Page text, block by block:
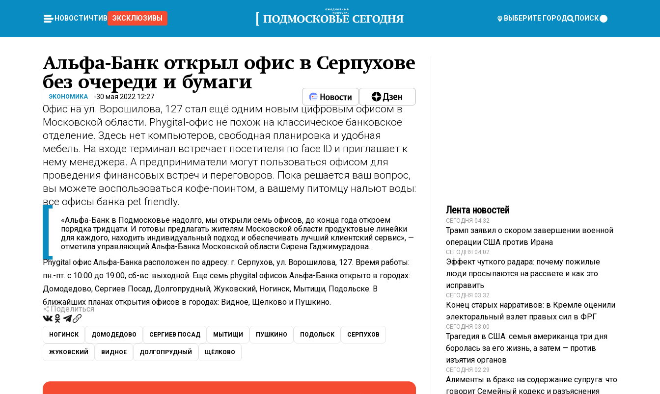
НОВОСТИ ЧТИВО ЭКСКЛЮЗИВЫ ВЫБЕРИТЕ ГОРОД ПОИСК
Альфа-Банк открыл офис в Серпухове
без очереди и бумаги
ЭКОНОМИКА 30 мая 2022 12:27
Офис на ул. Ворошилова, 127 стал ещё одним новым цифровым офисом в
Московской области. Phygital-офис не похож на классическое банковское
отделение. Здесь нет компьютеров, свободная планировка и удобная
мебель. На входе терминал встречает посетителя по face ID и приглашает к
нему менеджера. А предприниматели могут пользоваться офисом для
проведения финансовых встреч и переговоров. Пока решается ваш вопрос,
вы можете воспользоваться кофе-поинтом, а вашему питомцу нальют воды:
все офисы банка pet friendly.
«Альфа-Банк в Подмосковье надолго, мы открыли семь офисов, до конца года откроем
порядка тридцати. И готовы предлагать жителям Московской области продуктовые линейки
для каждого, находить индивидуальный подход и обеспечивать лучший клиентский сервис», —
отметила управляющий Альфа-Банка Московской области Сирена Гаджимурадова.
Phygital офис Альфа-Банка расположен по адресу: г. Серпухов, ул. Ворошилова, 127. Время работы:
пн.-пт. с 10:00 до 19:00, сб-вс: выходной. Еще семь phygital офисов Альфа-Банка открыто в городах:
Домодедово, Сергиев Посад, Долгопрудный, Жуковский, Ногинск, Мытищи, Подольске. В
ближайших планах открытия офисов в городах: Видное, Щелково и Пушкино.
Поделиться
НОГИНСК ДОМОДЕДОВО СЕРГИЕВ ПОСАД МЫТИЩИ ПУШКИНО ПОДОЛЬСК СЕРПУХОВ
ЖУКОВСКИЙ ВИДНОЕ ДОЛГОПРУДНЫЙ ЩЁЛКОВО
Лента новостей
СЕГОДНЯ 04:32
Трамп заявил о скором завершении военной
операции США против Ирана
СЕГОДНЯ 04:02
Эффект чуткого радара: почему пожилые
люди просыпаются на рассвете и как это
исправить
СЕГОДНЯ 03:32
Конец старых нарративов: в Кремле оценили
электоральный взлет правых сил в ФРГ
СЕГОДНЯ 03:00
Трагедия в США: семья американца три дня
боролась за его жизнь, а затем — против
изъятия органов
СЕГОДНЯ 02:29
Алименты в браке на содержание супруга: что
говорит Семейный кодекс и разъяснения